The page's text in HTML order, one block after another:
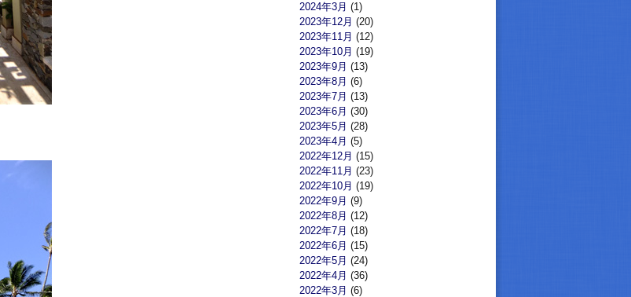
2024年3月 (1)
2023年12月 (20)
2023年11月 (12)
2023年10月 (19)
2023年9月 (13)
2023年8月 (6)
2023年7月 (13)
2023年6月 (30)
2023年5月 (28)
2023年4月 (5)
2022年12月 (15)
2022年11月 (23)
2022年10月 (19)
2022年9月 (9)
2022年8月 (12)
2022年7月 (18)
2022年6月 (15)
2022年5月 (24)
2022年4月 (36)
2022年3月 (6)